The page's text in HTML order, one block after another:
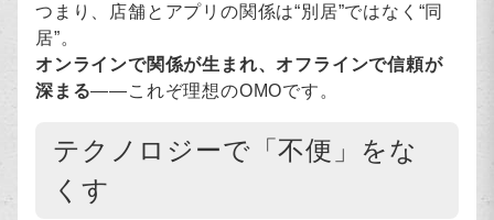
つまり、店舗とアプリの関係は“別居”ではなく“同
居”。
オンラインで関係が生まれ、オフラインで信頼が
深まる――これぞ理想のOMOです。
テクノロジーで「不便」をな
くす